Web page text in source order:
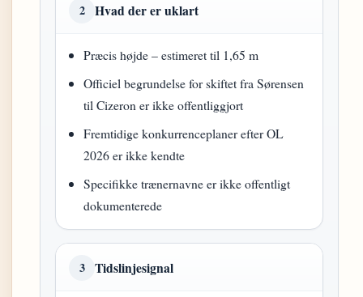
2 Hvad der er uklart
Præcis højde – estimeret til 1,65 m
Officiel begrundelse for skiftet fra Sørensen
til Cizeron er ikke offentliggjort
Fremtidige konkurrenceplaner efter OL
2026 er ikke kendte
Specifikke trænernavne er ikke offentligt
dokumenterede
3 Tidslinjesignal